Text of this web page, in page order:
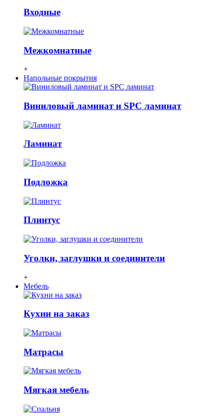
Входные
Межкомнатные
+
Напольные покрытия
Виниловый ламинат и SPC ламинат
Ламинат
Подложка
Плинтус
Уголки, заглушки и соединители
+
Мебель
Кухни на заказ
Матрасы
Мягкая мебель